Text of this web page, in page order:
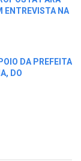
ENTREVISTA NA
DA PREFEITA
DO